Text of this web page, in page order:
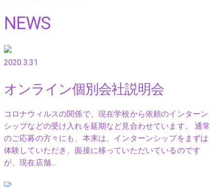
NEWS
2020.3.31
オンライン個別会社説明会
コロナウィルスの関係で、現在学校から依頼のインターン
シップなどの受け入れを延期など見合わせています。 通常
のご応募の方々にも、本来は、インターンシップをまずは
体験していただき、面接に移っていただいているのです
が、現在店舗…